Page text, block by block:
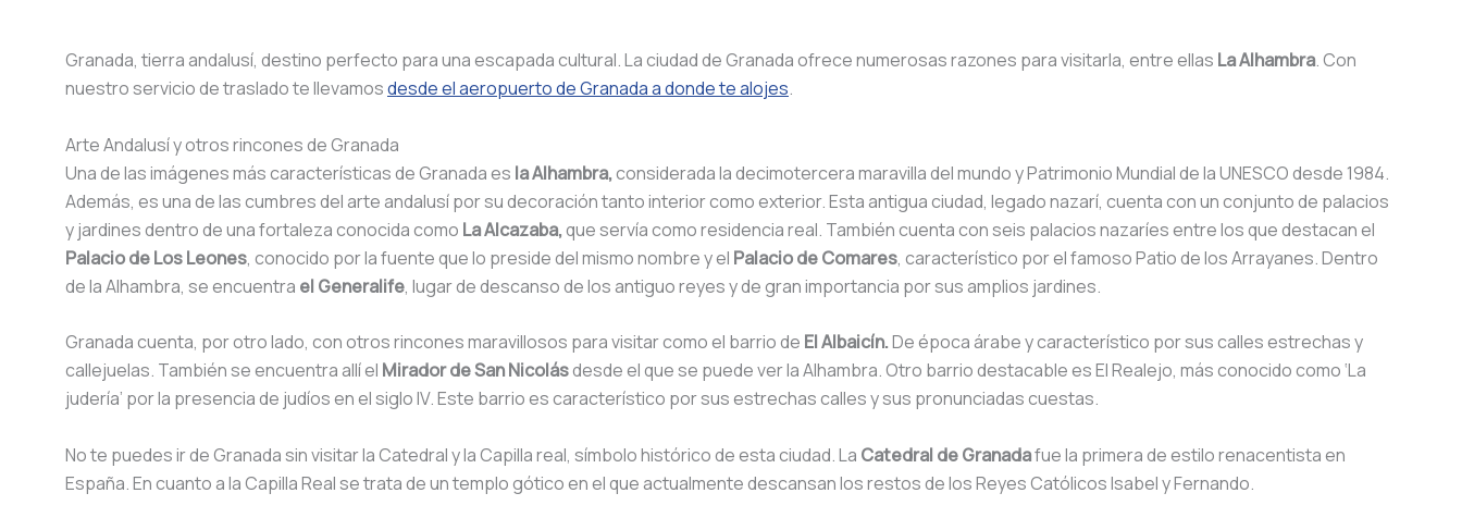
Granada, tierra andalusí, destino perfecto para una escapada cultural. La ciudad de Granada ofrece numerosas razones para visitarla, entre ellas La Alhambra. Con
nuestro servicio de traslado te llevamosdesde el aeropuerto de Granada a donde te alojes.
Arte Andalusí y otros rincones de Granada
Una de las imágenes más características de Granada es la Alhambra,considerada la decimotercera maravilla del mundo y Patrimonio Mundial de la UNESCO desde 1984.
Además, es una de las cumbres del arte andalusí por su decoración tanto interior como exterior. Esta antigua ciudad, legado nazarí, cuenta con un conjunto de palacios
y jardines dentro de una fortaleza conocida como La Alcazaba,que servía como residencia real. También cuenta con seis palacios nazaríes entre los que destacan el
Palacio de Los Leones, conocido por la fuente que lo preside del mismo nombre y el Palacio de Comares, característico por el famoso Patio de los Arrayanes. Dentro
de la Alhambra, se encuentra el Generalife, lugar de descanso de los antiguo reyes y de gran importancia por sus amplios jardines.
Granada cuenta, por otro lado, con otros rincones maravillosos para visitar como el barrio de El Albaicín.De época árabe y característico por sus calles estrechas y
callejuelas. También se encuentra allí el Mirador de San Nicolásdesde el que se puede ver la Alhambra. Otro barrio destacable es El Realejo, más conocido como ‘La
judería’ por la presencia de judíos en el siglo IV. Este barrio es característico por sus estrechas calles y sus pronunciadas cuestas.
No te puedes ir de Granada sin visitar la Catedral y la Capilla real, símbolo histórico de esta ciudad. La Catedral de Granadafue la primera de estilo renacentista en
España. En cuanto a la Capilla Real se trata de un templo gótico en el que actualmente descansan los restos de los Reyes Católicos Isabel y Fernando.